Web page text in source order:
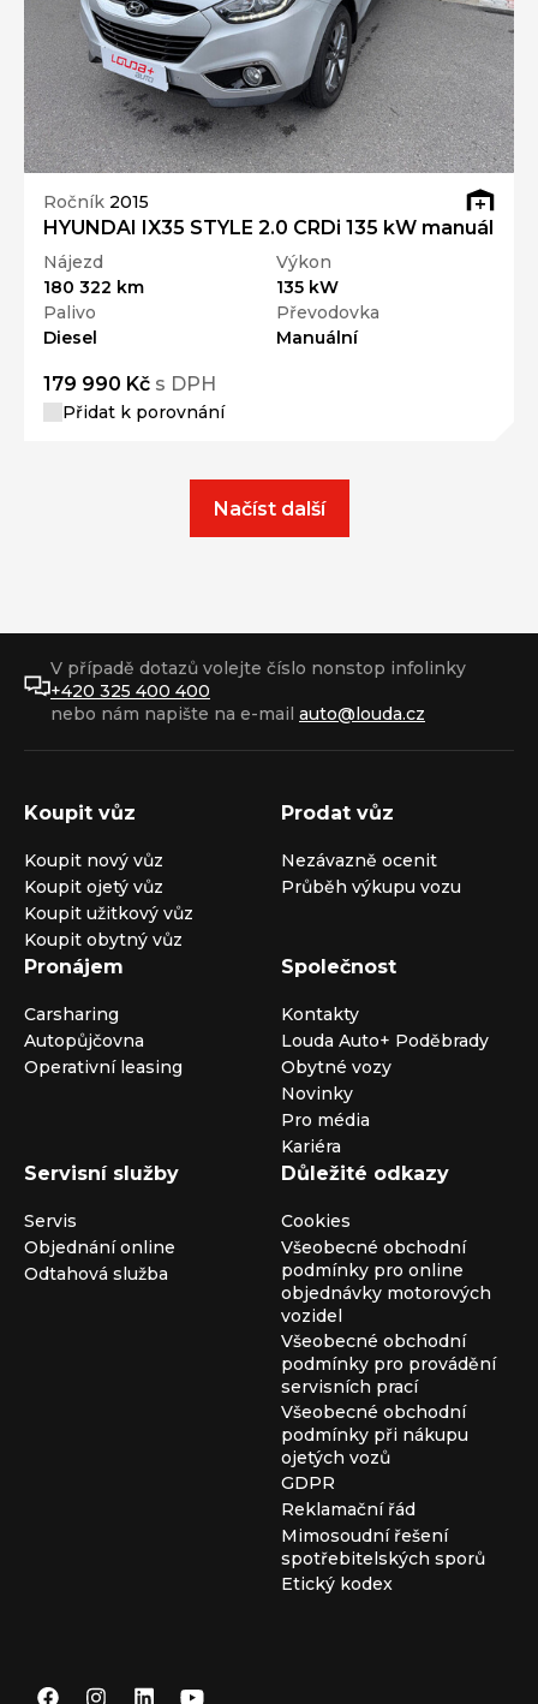
Ročník 2015
HYUNDAI IX35 STYLE 2.0 CRDi 135 kW manuál
Nájezd
180 322 km
Výkon
135 kW
Palivo
Diesel
Převodovka
Manuální
179 990 Kč s DPH
Přidat k porovnání
Načíst další
V případě dotazů volejte číslo nonstop infolinky
+420 325 400 400
nebo nám napište na e-mail auto@louda.cz
Koupit vůz
Koupit nový vůz
Koupit ojetý vůz
Koupit užitkový vůz
Koupit obytný vůz
Prodat vůz
Nezávazně ocenit
Průběh výkupu vozu
Pronájem
Carsharing
Autopůjčovna
Operativní leasing
Společnost
Kontakty
Louda Auto+ Poděbrady
Obytné vozy
Novinky
Pro média
Kariéra
Servisní služby
Servis
Objednání online
Odtahová služba
Důležité odkazy
Cookies
Všeobecné obchodní
podmínky pro online
objednávky motorových
vozidel
Všeobecné obchodní
podmínky pro provádění
servisních prací
Všeobecné obchodní
podmínky při nákupu
ojetých vozů
GDPR
Reklamační řád
Mimosoudní řešení
spotřebitelských sporů
Etický kodex